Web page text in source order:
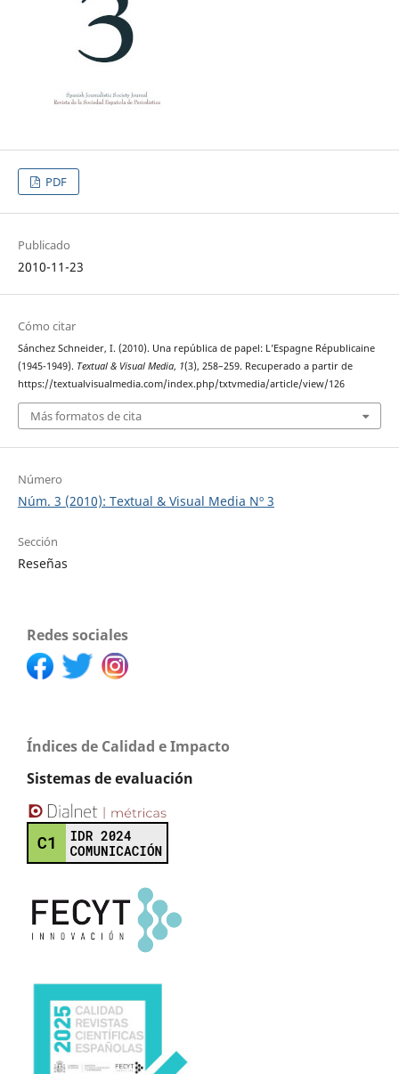
PDF
Publicado
2010-11-23
Cómo citar
Sánchez Schneider, I. (2010). Una república de papel: L’Espagne Républicaine
(1945-1949). Textual & Visual Media, 1(3), 258–259. Recuperado a partir de
https://textualvisualmedia.com/index.php/txtvmedia/article/view/126
Más formatos de cita
Número
Núm. 3 (2010): Textual & Visual Media Nº 3
Sección
Reseñas
Redes sociales
Índices de Calidad e Impacto
Sistemas de evaluación